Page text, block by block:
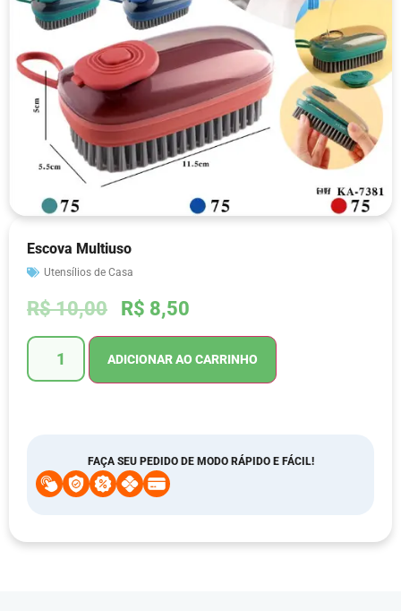
Escova Multiuso
Utensílios de Casa
R$10,00 R$ 8,50
ADICIONAR AO CARRINHO
FAÇA SEU PEDIDO DE MODO RÁPIDO E FÁCIL!